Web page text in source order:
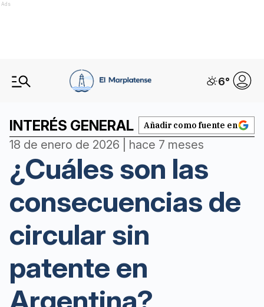
Ads
6°
INTERÉS GENERAL Añadir como fuente en
18 de enero de 2026 | hace 7 meses
¿Cuáles son las
consecuencias de
circular sin
patente en